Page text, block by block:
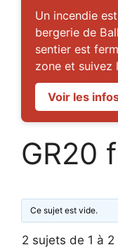
Un incendie
bergerie de
sentier est
zone et suivez
Voir les
GR20
Ce sujet est vide.
2 sujets de 1 à